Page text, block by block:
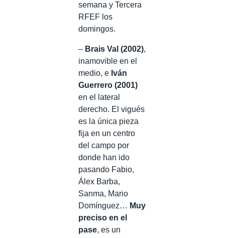
semana y Tercera
RFEF los
domingos.
– Brais Val (2002),
inamovible en el
medio, e Iván
Guerrero (2001)
en el lateral
derecho. El vigués
es la única pieza
fija en un centro
del campo por
donde han ido
pasando Fabio,
Álex Barba,
Sanma, Mario
Domínguez… Muy
preciso en el
pase, es un